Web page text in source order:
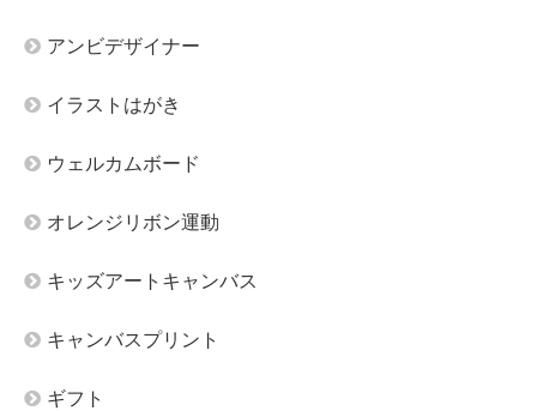
アンビデザイナー
イラストはがき
ウェルカムボード
オレンジリボン運動
キッズアートキャンバス
キャンバスプリント
ギフト